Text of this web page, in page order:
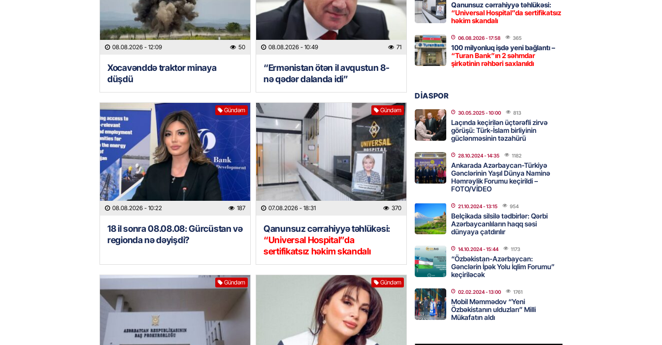
08.08.2026 - 12:09 50
Xocavənddə traktor minaya
düşdü
08.08.2026 - 10:49 71
“Ermənistan ötən il avqustun 8-
nə qədər dalanda idi”
Gündəm
08.08.2026 - 10:22 187
18 il sonra 08.08.08: Gürcüstan və
regionda nə dəyişdi?
Gündəm
07.08.2026 - 18:31 370
Qanunsuz cərrahiyyə təhlükəsi:
“Universal Hospital”da
sertifikatsız həkim skandalı
Gündəm Gündəm
GÜNDƏM
Ülviyyə İlyasova fəhləyə borclu qalıb?
07.08.2026 - 16:45
MANŞET
“Birgə Strateji Müdafiə Sazişi”nin
07.08.2026
İDMAN
Albaniya klubuna keçən Kamil
“Liverpul”da oynamaq istəyir
07.08.2026- 16:15
HADISƏ
Tovuzda qadın qətlə yetirildi – Şübhəli
qardaşı oğludur
07.08.2026 - 16:00 224
Türkiyədə 37,6 milyon, Rusiyada 16,7
milyon – Azərbaycanlıların yemək
xərcləri
07.08.2026 - 15:45
GÜNDƏM
Qanunsuz cərrahiyyə təhlükəsi:
“Universal Hospital”da sertifikatsız
həkim skandalı
06.08.2026- 17:58 365
100 milyonluq işdə yeni bağlantı –
“Turan Bank”ın 2 səhmdar
şirkətinin rəhbəri saxlanıldı
DİASPOR
30.05.2025- 10:00 813
Laçında keçirilən üçtərəfli zirvə
görüşü: Türk-İslam birliyinin
güclənməsinin təzahürü
28.10.2024- 14:35 1182
Ankarada Azərbaycan-Türkiyə
Gənclərinin Yaşıl Dünya Naminə
Həmrəylik Forumu keçirildi –
FOTO/VİDEO
21.10.2024- 13:15 954
Belçikada silsilə tədbirlər: Qərbi
Azərbaycanlıların haqq səsi
dünyaya çatdırılır
14.10.2024- 15:44 1173
“Özbəkistan-Azərbaycan:
Gənclərin İpək Yolu İqlim Forumu”
keçiriləcək
02.02.2024- 13:00 1761
Mobil Məmmədov “Yeni
Özbəkistanın ulduzları” Milli
Mükafatın aldı